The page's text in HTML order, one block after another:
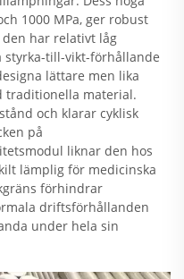
1000 MPa, ger robust
har relativt låg
styrka-till-vikt-förhållande
lättare men lika
traditionella material.
och klarar cyklisk
på
liknar den hos
lämplig för medicinska
förhindrar
driftsförhållanden
under hela sin